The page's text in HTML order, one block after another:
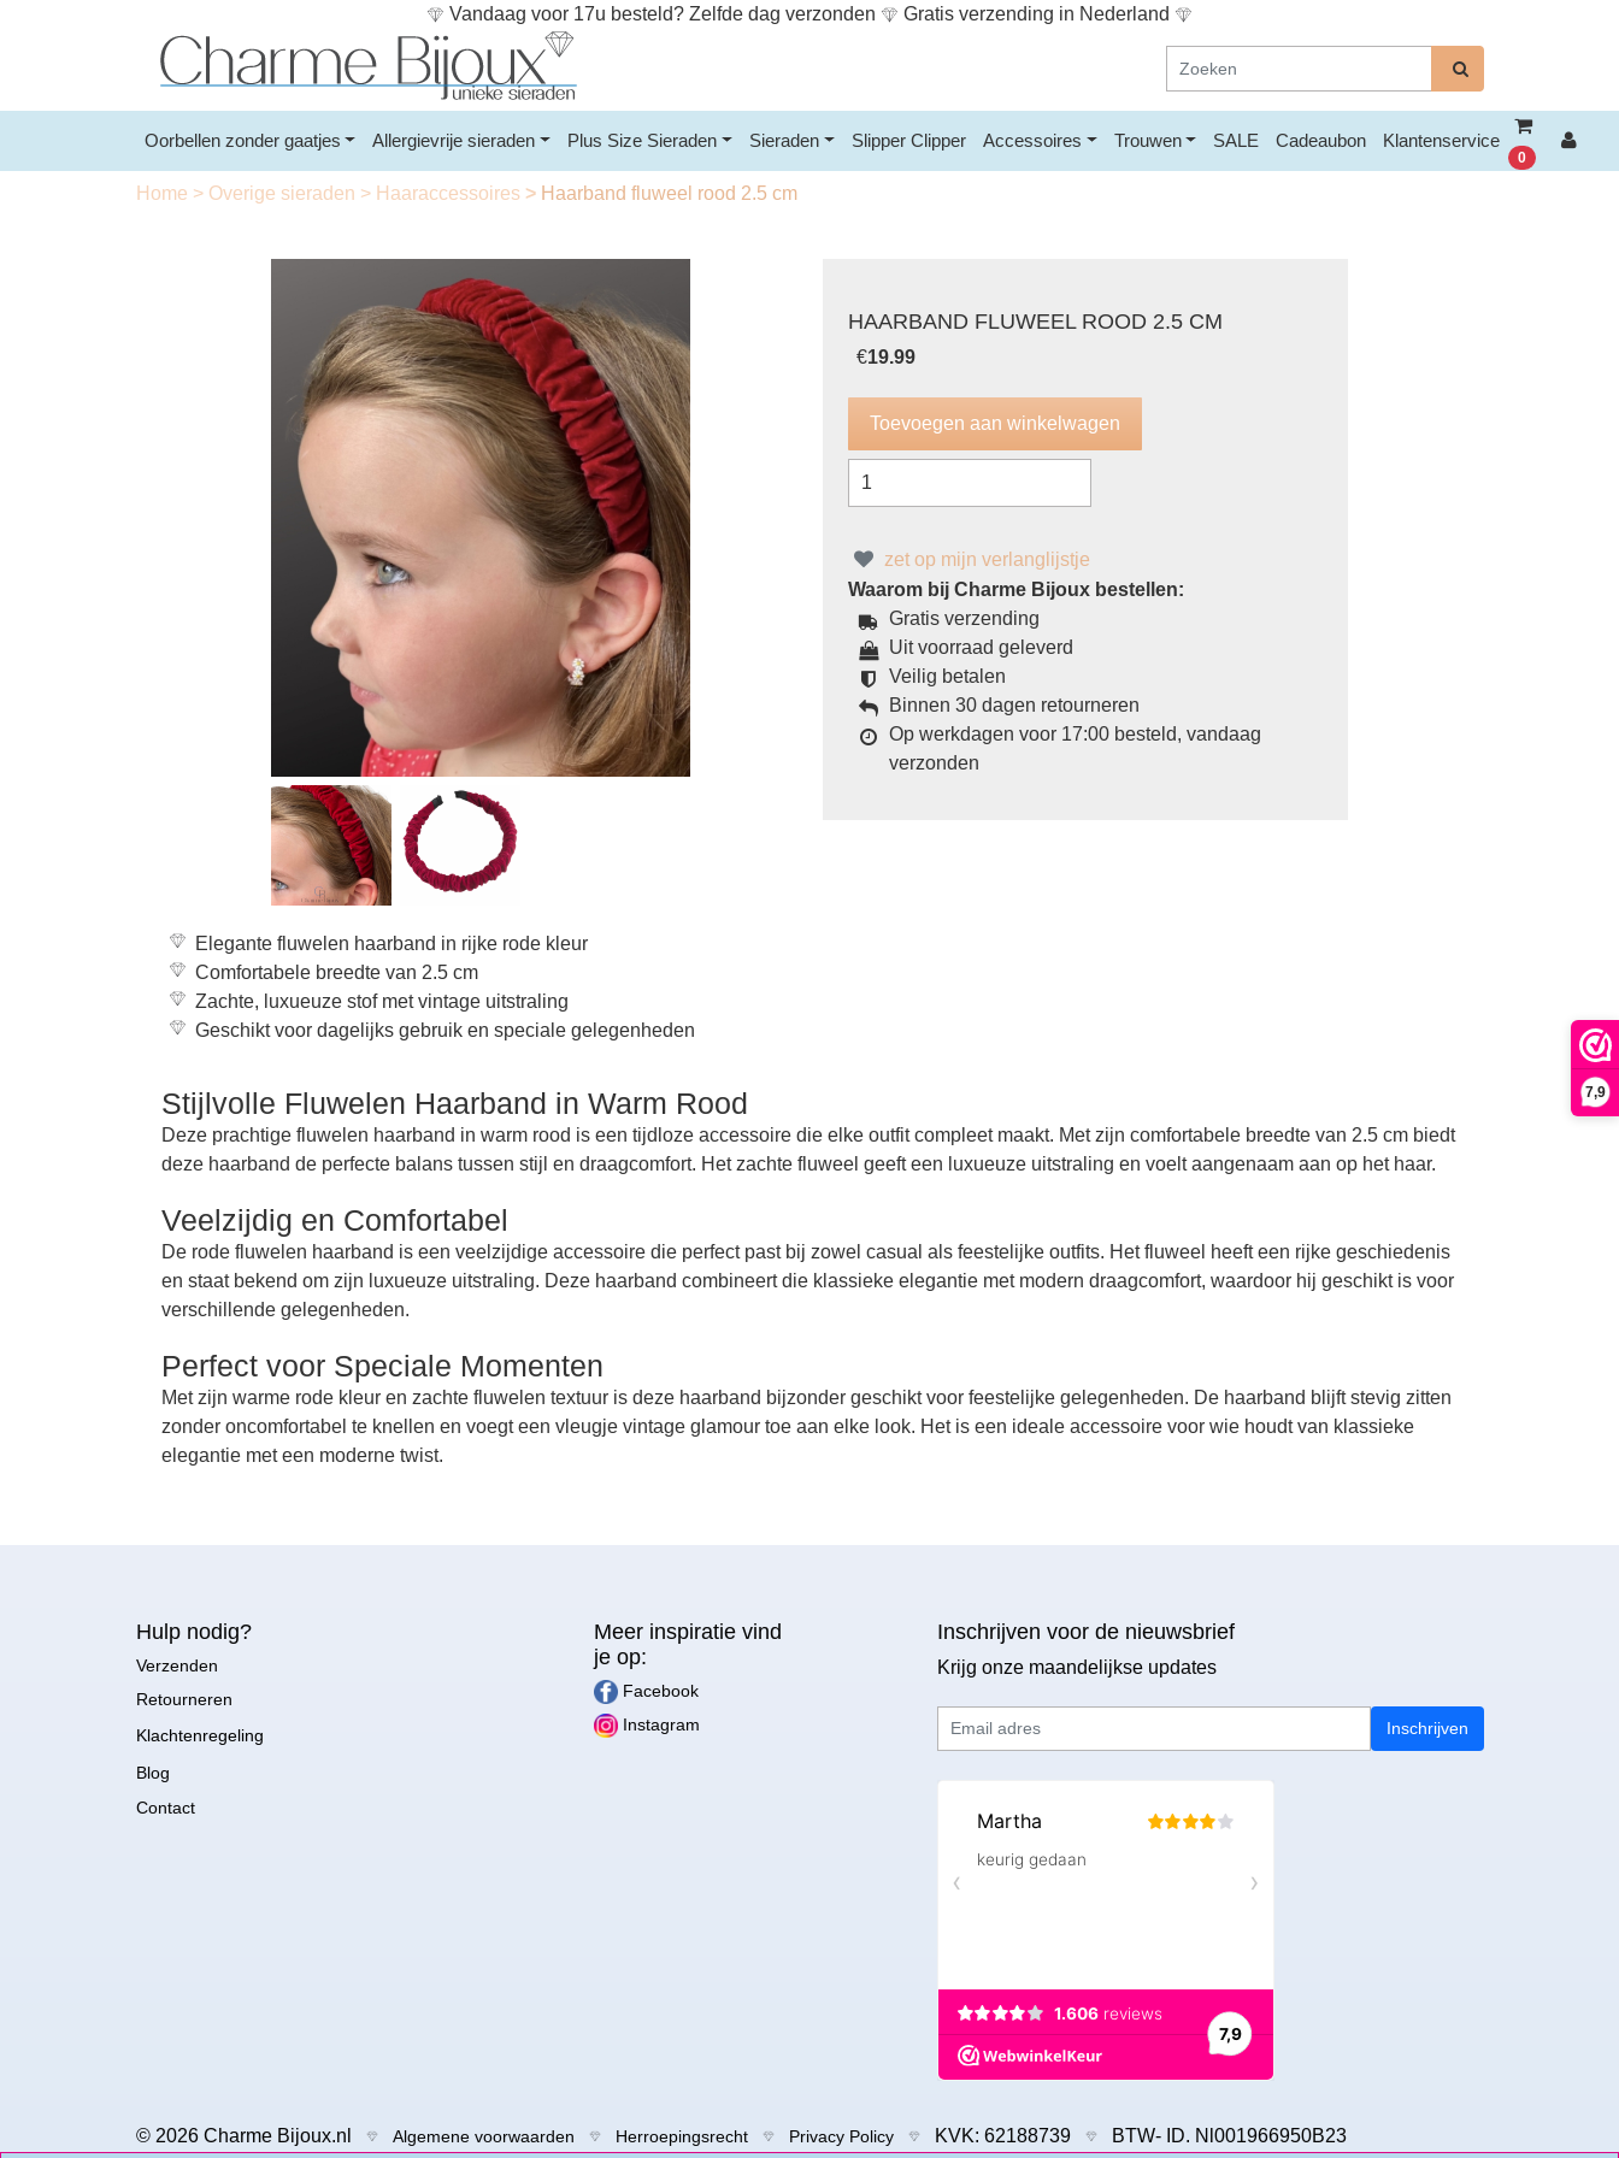
7,9
Vandaag voor 17u besteld? Zelfde dag verzonden Gratis verzending in Nederland
Oorbellen zonder gaatjes Allergievrije sieraden Plus Size Sieraden Sieraden Slipper Clipper Accessoires Trouwen SALE Cadeaubon Klantenservice
0
Home > Overige sieraden > Haaraccessoires > Haarband fluweel rood 2.5 cm
HAARBAND FLUWEEL ROOD 2.5 CM
€19.99
zet op mijn verlanglijstje
Waarom bij Charme Bijoux bestellen:
Gratis verzending
Uit voorraad geleverd
Veilig betalen
Binnen 30 dagen retourneren
Op werkdagen voor 17:00 besteld, vandaag
verzonden
Elegante fluwelen haarband in rijke rode kleur
Comfortabele breedte van 2.5 cm
Zachte, luxueuze stof met vintage uitstraling
Geschikt voor dagelijks gebruik en speciale gelegenheden
Stijlvolle Fluwelen Haarband in Warm Rood
Deze prachtige fluwelen haarband in warm rood is een tijdloze accessoire die elke outfit compleet maakt. Met zijn comfortabele breedte van 2.5 cm biedt
deze haarband de perfecte balans tussen stijl en draagcomfort. Het zachte fluweel geeft een luxueuze uitstraling en voelt aangenaam aan op het haar.
Veelzijdig en Comfortabel
De rode fluwelen haarband is een veelzijdige accessoire die perfect past bij zowel casual als feestelijke outfits. Het fluweel heeft een rijke geschiedenis
en staat bekend om zijn luxueuze uitstraling. Deze haarband combineert die klassieke elegantie met modern draagcomfort, waardoor hij geschikt is voor
verschillende gelegenheden.
Perfect voor Speciale Momenten
Met zijn warme rode kleur en zachte fluwelen textuur is deze haarband bijzonder geschikt voor feestelijke gelegenheden. De haarband blijft stevig zitten
zonder oncomfortabel te knellen en voegt een vleugje vintage glamour toe aan elke look. Het is een ideale accessoire voor wie houdt van klassieke
elegantie met een moderne twist.
Hulp nodig?
Verzenden
Retourneren
Klachtenregeling
Blog
Contact
Meer inspiratie vind
je op:
Facebook
Instagram
Inschrijven voor de nieuwsbrief
Krijg onze maandelijkse updates
Inschrijven
© 2026 Charme Bijoux.nl Algemene voorwaarden Herroepingsrecht Privacy Policy KVK: 62188739 BTW- ID. Nl001966950B23